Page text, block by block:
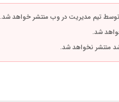
تیم مدیریت در وب منتشر خواهد شد.
شد.
منتشر نخواهد شد.